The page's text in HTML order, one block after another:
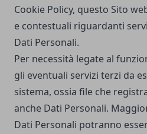
Cookie Policy, questo Sito
e contestuali riguardanti
Dati Personali.
Per necessità legate al
gli eventuali servizi terzi da
sistema, ossia file che
anche Dati Personali.
Dati Personali potranno